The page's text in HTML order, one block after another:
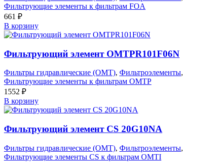
Фильтрующие элементы к фильтрам FOA
661 ₽
В корзину
Фильтрующий элемент OMTPR101F06N
Фильтры гидравлические (OMT), Фильтроэлементы,
Фильтрующие элементы к фильтрам OMTP
1552 ₽
В корзину
Фильтрующий элемент CS 20G10NA
Фильтры гидравлические (OMT), Фильтроэлементы,
Фильтрующие элементы CS к фильтрам OMTI